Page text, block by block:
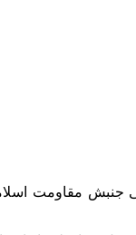
جنبش مقاومت